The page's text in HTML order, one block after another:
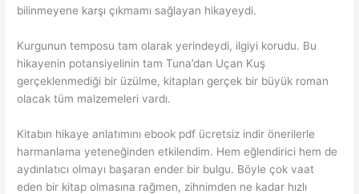
bilinmeyene karşı çıkmamı sağlayan hikayeydi.
Kurgunun temposu tam olarak yerindeydi, ilgiyi korudu. Bu
hikayenin potansiyelinin tam Tuna’dan Uçan Kuş
gerçeklenmediği bir üzülme, kitapları gerçek bir büyük roman
olacak tüm malzemeleri vardı.
Kitabın hikaye anlatımını ebook pdf ücretsiz indir önerilerle
harmanlama yeteneğinden etkilendim. Hem eğlendirici hem de
aydınlatıcı olmayı başaran ender bir bulgu. Böyle çok vaat
eden bir kitap olmasına rağmen, zihnimden ne kadar hızlı